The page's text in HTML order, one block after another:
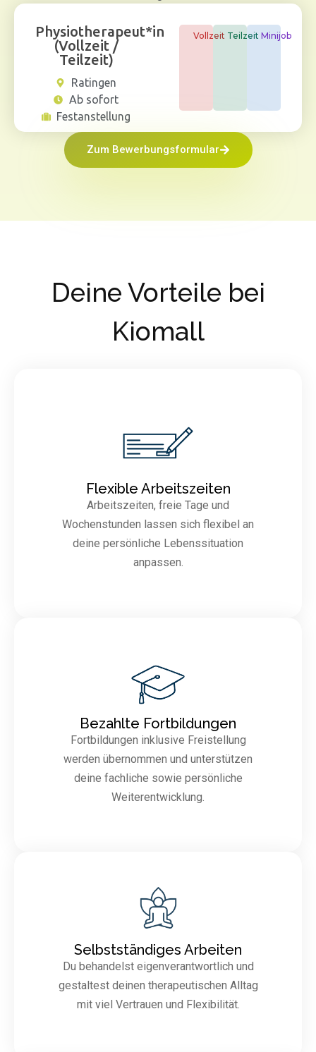
Physiotherapeut*in
(Vollzeit /
Teilzeit)
Ratingen
Ab sofort
Festanstellung
Vollzeit Teilzeit Minijob
Zum Bewerbungsformular
Deine Vorteile bei
Kiomall
Flexible Arbeitszeiten
Arbeitszeiten, freie Tage und
Wochenstunden lassen sich flexibel an
deine persönliche Lebenssituation
anpassen.
Bezahlte Fortbildungen
Fortbildungen inklusive Freistellung
werden übernommen und unterstützen
deine fachliche sowie persönliche
Weiterentwicklung.
Selbstständiges Arbeiten
Du behandelst eigenverantwortlich und
gestaltest deinen therapeutischen Alltag
mit viel Vertrauen und Flexibilität.